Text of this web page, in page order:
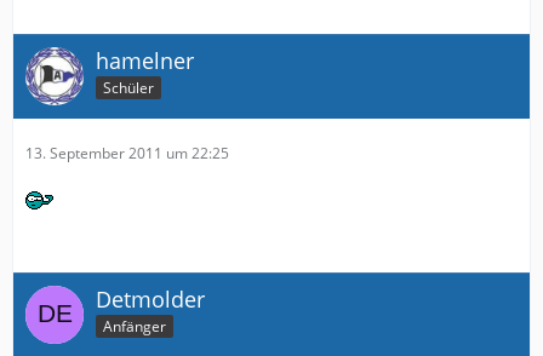
hamelner
Schüler
13. September 2011 um 22:25
Detmolder
Anfänger